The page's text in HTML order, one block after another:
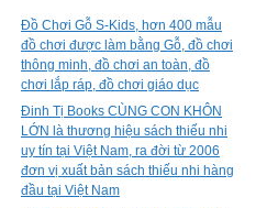
Đồ Chơi Gỗ S-Kids, hơn 400 mẫu
đồ chơi được làm bằng Gỗ, đồ chơi
thông minh, đồ chơi an toàn, đồ
chơi lắp ráp, đồ chơi giáo dục
Đinh Tị Books CÙNG CON KHÔN
LỚN là thương hiệu sách thiếu nhi
uy tín tại Việt Nam, ra đời từ 2006
đơn vị xuất bản sách thiếu nhi hàng
đầu tại Việt Nam